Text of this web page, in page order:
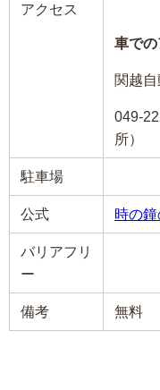
アクセス
車での
関越
049-
所）
駐車場
公式 時の
バリアフリ
ー
備考 無料